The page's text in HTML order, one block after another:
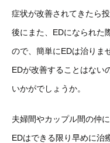
症状が改善されてきたら
後にまた、EDになられた
ので、簡単にEDは治りま
EDが改善することはない
いかがでしょうか。
夫婦間やカップル間の仲
EDはできる限り早めに治